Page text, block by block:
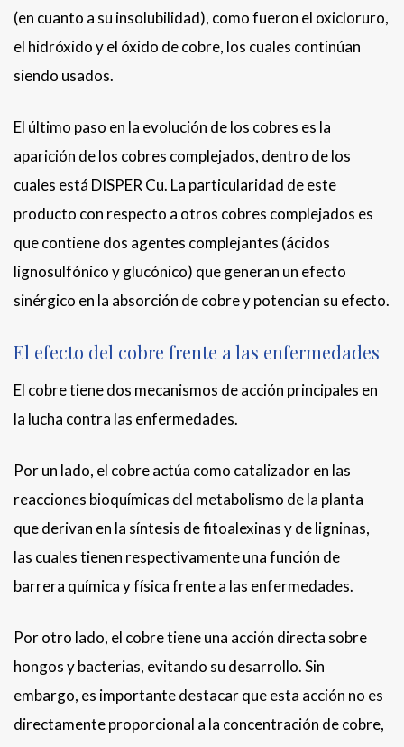
(en cuanto a su insolubilidad), como fueron el oxicloruro,
el hidróxido y el óxido de cobre, los cuales continúan
siendo usados.
El último paso en la evolución de los cobres es la
aparición de los cobres complejados, dentro de los
cuales está DISPER Cu. La particularidad de este
producto con respecto a otros cobres complejados es
que contiene dos agentes complejantes (ácidos
lignosulfónico y glucónico) que generan un efecto
sinérgico en la absorción de cobre y potencian su efecto.
El efecto del cobre frente a las enfermedades
El cobre tiene dos mecanismos de acción principales en
la lucha contra las enfermedades.
Por un lado, el cobre actúa como catalizador en las
reacciones bioquímicas del metabolismo de la planta
que derivan en la síntesis de fitoalexinas y de ligninas,
las cuales tienen respectivamente una función de
barrera química y física frente a las enfermedades.
Por otro lado, el cobre tiene una acción directa sobre
hongos y bacterias, evitando su desarrollo. Sin
embargo, es importante destacar que esta acción no es
directamente proporcional a la concentración de cobre,